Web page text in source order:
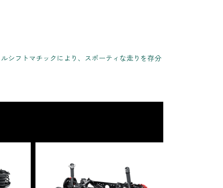
シフトマチックにより、スポーティな走りを存分